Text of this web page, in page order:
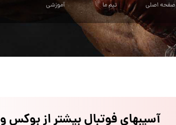
صفحه اصلی تیم ما آموزشی
آسیبهای فوتبال بیشتر از بوکس و